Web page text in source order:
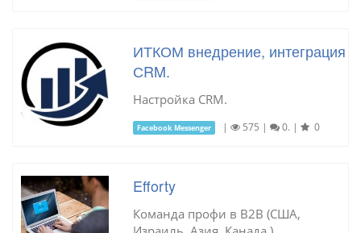
ИТКОМ внедрение, интеграция
СRM.
Настройка СRM.
Facebook Messenger | 575 | 0. | 0
Efforty
Команда профи в B2B (США,